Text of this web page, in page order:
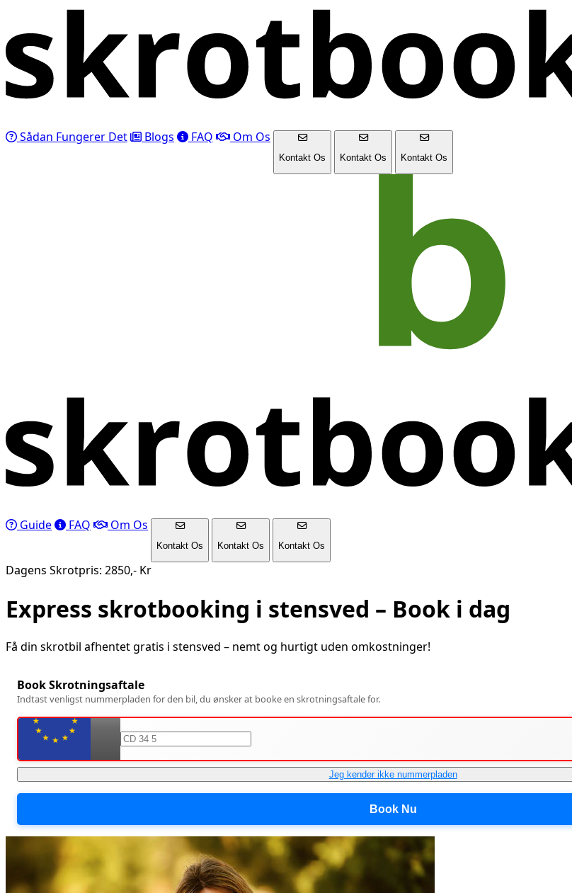
Sådan Fungerer Det Blogs FAQ Om Os
Kontakt Os Kontakt Os Kontakt Os
Guide FAQ Om Os
Kontakt Os Kontakt Os Kontakt Os
Dagens Skrotpris: 2850,- Kr
Express skrotbooking i stensved – Book i dag
Få din skrotbil afhentet gratis i stensved – nemt og hurtigt uden omkostninger!
Book Skrotningsaftale
Indtast venligst nummerpladen for den bil, du ønsker at booke en skrotningsaftale for.
Jeg kender ikke nummerpladen
Book Nu